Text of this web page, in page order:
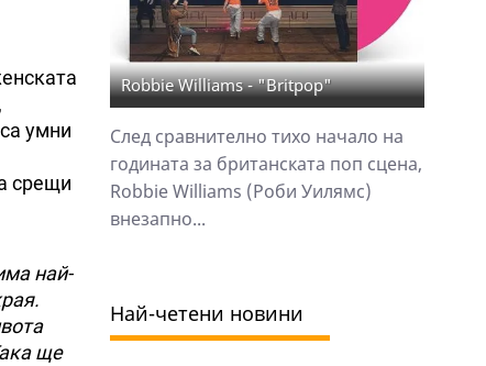
умни
срещи
най-
ще
Robbie Williams - "Britpop"
След сравнително тихо начало на
годината за британската поп сцена,
Robbie Williams (Роби Уилямс)
внезапно...
Най-четени новини